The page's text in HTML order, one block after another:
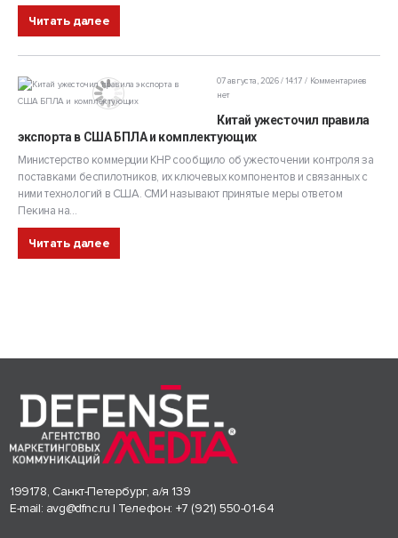
Читать далее
07 августа, 2026 / 14:17
Комментариев
нет
Китай ужесточил правила
экспорта в США БПЛА и комплектующих
Министерство коммерции КНР сообщило об ужесточении контроля за
поставками беспилотников, их ключевых компонентов и связанных с
ними технологий в США. СМИ называют принятые меры ответом
Пекина на...
Читать далее
199178, Санкт-Петербург, а/я 139
E-mail: avg@dfnc.ru | Телефон: +7 (921) 550-01-64